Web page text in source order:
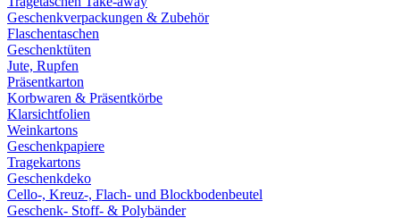
Geschenkverpackungen & Zubehör
Flaschentaschen
Geschenktüten
Jute, Rupfen
Präsentkarton
Korbwaren & Präsentkörbe
Klarsichtfolien
Weinkartons
Geschenkpapiere
Tragekartons
Geschenkdeko
Cello-, Kreuz-, Flach- und Blockbodenbeutel
Geschenk- Stoff- & Polybänder